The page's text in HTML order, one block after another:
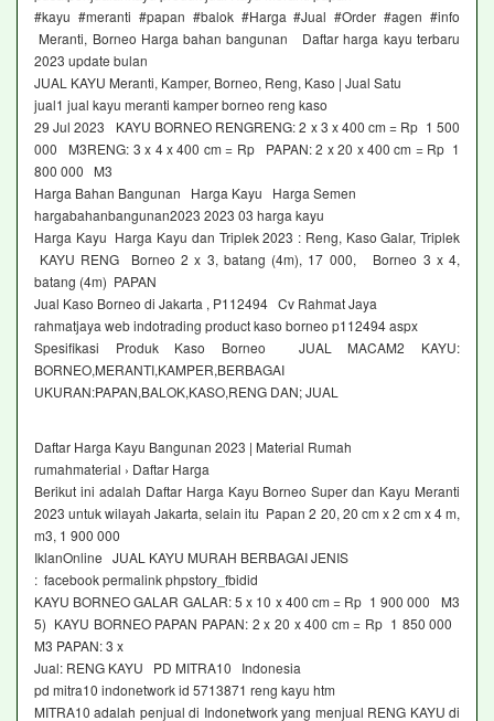
#kayu #meranti #papan #balok #Harga #Jual #Order #agen #info
Meranti, Borneo Harga bahan bangunan Daftar harga kayu terbaru
2023 update bulan
JUAL KAYU Meranti, Kamper, Borneo, Reng, Kaso | Jual Satu
jual1 jual kayu meranti kamper borneo reng kaso
29 Jul 2023 KAYU BORNEO RENGRENG: 2 x 3 x 400 cm = Rp 1 500
000 M3RENG: 3 x 4 x 400 cm = Rp PAPAN: 2 x 20 x 400 cm = Rp 1
800 000 M3
Harga Bahan Bangunan Harga Kayu Harga Semen
hargabahanbangunan2023 2023 03 harga kayu
Harga Kayu Harga Kayu dan Triplek 2023 : Reng, Kaso Galar, Triplek
KAYU RENG Borneo 2 x 3, batang (4m), 17 000, Borneo 3 x 4,
batang (4m) PAPAN
Jual Kaso Borneo di Jakarta , P112494 Cv Rahmat Jaya
rahmatjaya web indotrading product kaso borneo p112494 aspx
Spesifikasi Produk Kaso Borneo JUAL MACAM2 KAYU:
BORNEO,MERANTI,KAMPER,BERBAGAI
UKURAN:PAPAN,BALOK,KASO,RENG DAN; JUAL
Daftar Harga Kayu Bangunan 2023 | Material Rumah
rumahmaterial › Daftar Harga
Berikut ini adalah Daftar Harga Kayu Borneo Super dan Kayu Meranti
2023 untuk wilayah Jakarta, selain itu Papan 2 20, 20 cm x 2 cm x 4 m,
m3, 1 900 000
IklanOnline JUAL KAYU MURAH BERBAGAI JENIS
: facebook permalink phpstory_fbidid
KAYU BORNEO GALAR GALAR: 5 x 10 x 400 cm = Rp 1 900 000 M3
5) KAYU BORNEO PAPAN PAPAN: 2 x 20 x 400 cm = Rp 1 850 000
M3 PAPAN: 3 x
Jual: RENG KAYU PD MITRA10 Indonesia
pd mitra10 indonetwork id 5713871 reng kayu htm
MITRA10 adalah penjual di Indonetwork yang menjual RENG KAYU di